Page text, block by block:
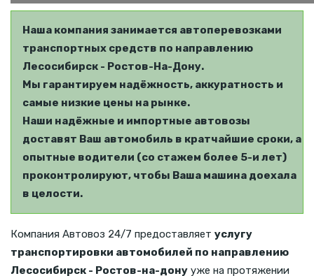
Наша компания занимается автоперевозками
транспортных средств по направлению
Лесосибирск - Ростов-На-Дону.
Мы гарантируем надёжность, аккуратность и
самые низкие цены на рынке.
Наши надёжные и импортные автовозы
доставят Ваш автомобиль в кратчайшие сроки, а
опытные водители (со стажем более 5-и лет)
проконтролируют, чтобы Ваша машина доехала
в целости.
Компания Автовоз 24/7 предоставляет услугу
транспортировки автомобилей по направлению
Лесосибирск - Ростов-на-дону уже на протяжении